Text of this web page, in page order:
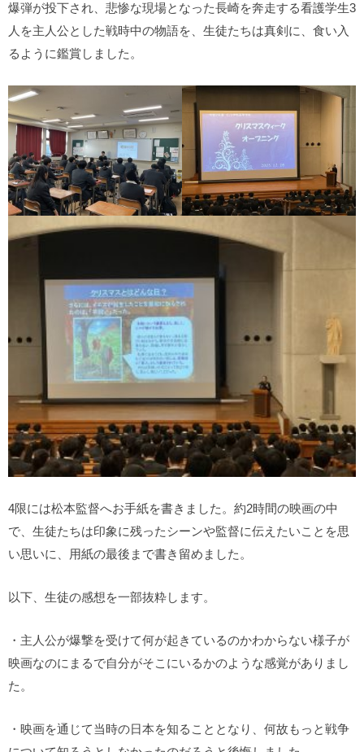
爆弾が投下され、悲惨な現場となった長崎を奔走する看護学生3
人を主人公とした戦時中の物語を、生徒たちは真剣に、食い入
るように鑑賞しました。
4限には松本監督へお手紙を書きました。約2時間の映画の中
で、生徒たちは印象に残ったシーンや監督に伝えたいことを思
い思いに、用紙の最後まで書き留めました。
以下、生徒の感想を一部抜粋します。
・主人公が爆撃を受けて何が起きているのかわからない様子が
映画なのにまるで自分がそこにいるかのような感覚がありまし
た。
・映画を通じて当時の日本を知ることとなり、何故もっと戦争